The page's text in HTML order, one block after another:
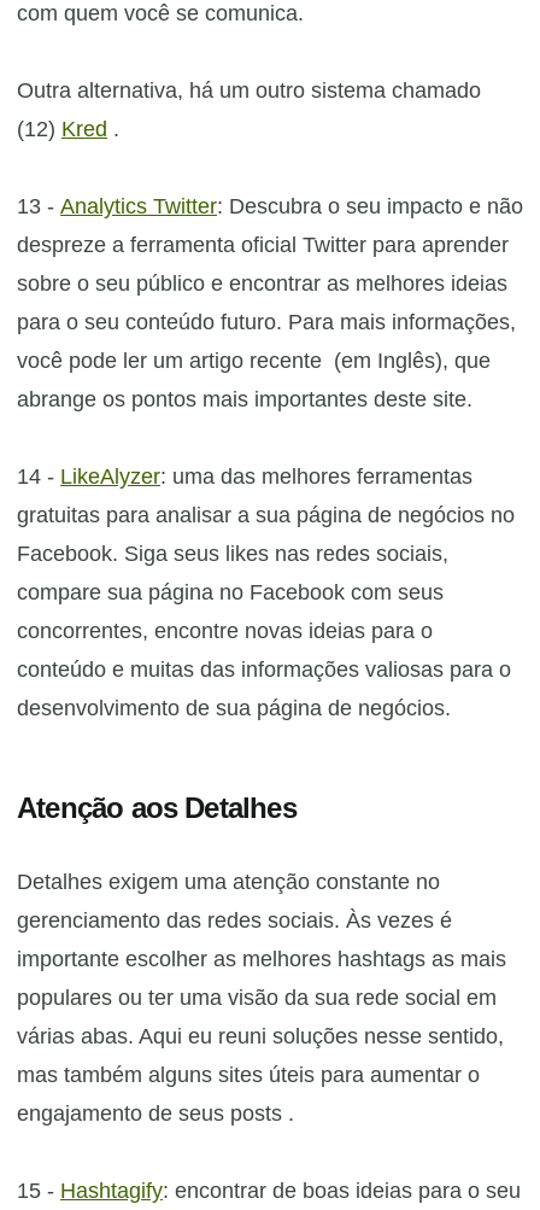
com quem você se comunica.
Outra alternativa, há um outro sistema chamado
(12) Kred .
13 - Analytics Twitter: Descubra o seu impacto e não
despreze a ferramenta oficial Twitter para aprender
sobre o seu público e encontrar as melhores ideias
para o seu conteúdo futuro. Para mais informações,
você pode ler um artigo recente (em Inglês), que
abrange os pontos mais importantes deste site.
14 - LikeAlyzer: uma das melhores ferramentas
gratuitas para analisar a sua página de negócios no
Facebook. Siga seus likes nas redes sociais,
compare sua página no Facebook com seus
concorrentes, encontre novas ideias para o
conteúdo e muitas das informações valiosas para o
desenvolvimento de sua página de negócios.
Atenção aos Detalhes
Detalhes exigem uma atenção constante no
gerenciamento das redes sociais. Às vezes é
importante escolher as melhores hashtags as mais
populares ou ter uma visão da sua rede social em
várias abas. Aqui eu reuni soluções nesse sentido,
mas também alguns sites úteis para aumentar o
engajamento de seus posts .
15 - Hashtagify: encontrar de boas ideias para o seu